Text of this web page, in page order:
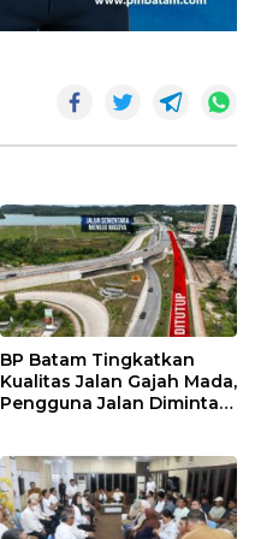
BP Batam Tingkatkan
Kualitas Jalan Gajah Mada,
Pengguna Jalan Diminta